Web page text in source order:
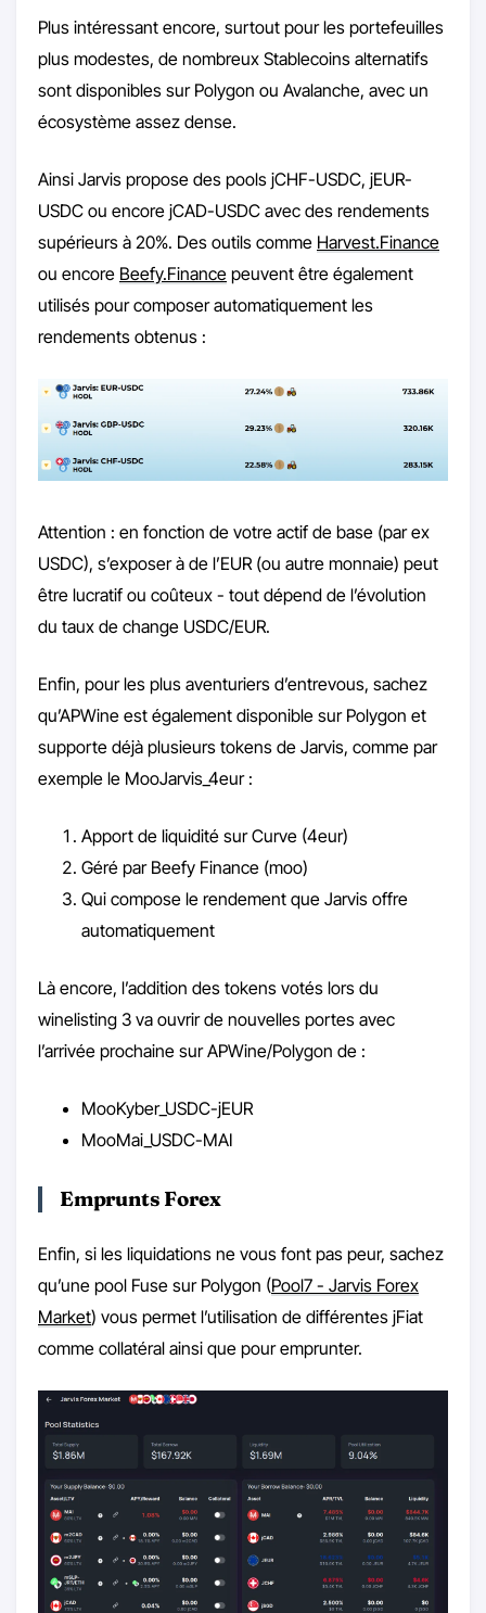
Plus intéressant encore, surtout pour les portefeuilles
plus modestes, de nombreux Stablecoins alternatifs
sont disponibles sur Polygon ou Avalanche, avec un
écosystème assez dense.
Ainsi Jarvis propose des pools jCHF-USDC, jEUR-
USDC ou encore jCAD-USDC avec des rendements
supérieurs à 20%. Des outils comme Harvest.Finance
ou encore Beefy.Finance peuvent être également
utilisés pour composer automatiquement les
rendements obtenus :
Attention : en fonction de votre actif de base (par ex
USDC), s’exposer à de l’EUR (ou autre monnaie) peut
être lucratif ou coûteux - tout dépend de l’évolution
du taux de change USDC/EUR.
Enfin, pour les plus aventuriers d’entrevous, sachez
qu’APWine est également disponible sur Polygon et
supporte déjà plusieurs tokens de Jarvis, comme par
exemple le MooJarvis_4eur :
Apport de liquidité sur Curve (4eur)
Géré par Beefy Finance (moo)
Qui compose le rendement que Jarvis offre
automatiquement
Là encore, l’addition des tokens votés lors du
winelisting 3 va ouvrir de nouvelles portes avec
l’arrivée prochaine sur APWine/Polygon de :
MooKyber_USDC-jEUR
MooMai_USDC-MAI
Emprunts Forex
Enfin, si les liquidations ne vous font pas peur, sachez
qu’une pool Fuse sur Polygon (Pool7 - Jarvis Forex
Market) vous permet l’utilisation de différentes jFiat
comme collatéral ainsi que pour emprunter.